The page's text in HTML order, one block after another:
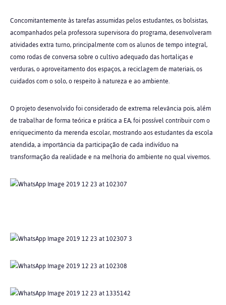
Concomitantemente às tarefas assumidas pelos estudantes, os bolsistas,
acompanhados pela professora supervisora do programa, desenvolveram
atividades extra turno, principalmente com os alunos de tempo integral,
como rodas de conversa sobre o cultivo adequado das hortaliças e
verduras, o aproveitamento dos espaços, a reciclagem de materiais, os
cuidados com o solo, o respeito à natureza e ao ambiente.
O projeto desenvolvido foi considerado de extrema relevância pois, além
de trabalhar de forma teórica e prática a EA, foi possível contribuir com o
enriquecimento da merenda escolar, mostrando aos estudantes da escola
atendida, a importância da participação de cada indivíduo na
transformação da realidade e na melhoria do ambiente no qual vivemos.